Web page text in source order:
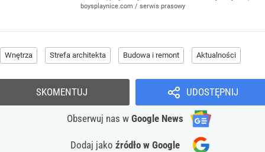
boysplaynice.com / serwis prasowy
Wnętrza Strefa architekta Budowa i remont Aktualności
UDOSTĘPNIJ
Obserwuj nas w Google News
Dodaj jako źródło w Google
SKOMENTUJ